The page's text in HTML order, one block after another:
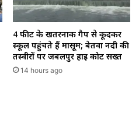
4 फीट के खतरनाक गैप से कूदकर
स्कूल पहुंचते हैं मासूम; बेतवा नदी की
तस्वीरों पर जबलपुर हाई कोर्ट सख्त
14 hours ago